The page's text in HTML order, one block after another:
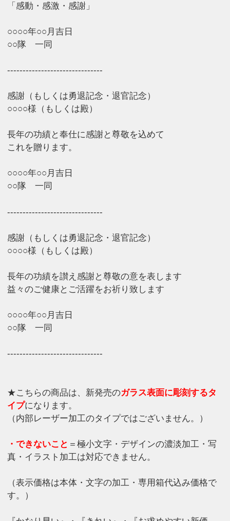
「感動・感激・感謝」
○○○○年○○月吉日
○○隊 一同
-------------------------------
感謝（もしくは勇退記念・退官記念）
○○○○様（もしくは殿）
長年の功績と奉仕に感謝と尊敬を込めて
これを贈ります。
○○○○年○○月吉日
○○隊 一同
-------------------------------
感謝（もしくは勇退記念・退官記念）
○○○○様（もしくは殿）
長年の功績を讃え感謝と尊敬の意を表します
益々のご健康とご活躍をお祈り致します
○○○○年○○月吉日
○○隊 一同
-------------------------------
★こちらの商品は、新発売のガラス表面に彫刻するタ
イプになります。
（内部レーザー加工のタイプではございません。）
・できないこと ＝極小文字・デザインの濃淡加工・写
真・イラスト加工は対応できません。
（表示価格は本体・文字の加工・専用箱代込み価格で
す。）